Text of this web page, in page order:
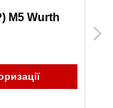
M5 Wurth
Next